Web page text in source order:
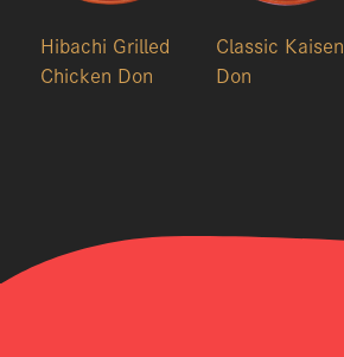
Hibachi Grilled
Chicken Don
Classic Kaisen
Don